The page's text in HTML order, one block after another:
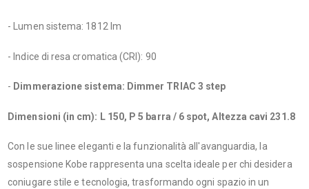
- Lumen sistema: 1812 lm
- Indice di resa cromatica (CRI): 90
- Dimmerazione sistema: Dimmer TRIAC 3 step
Dimensioni (in cm): L 150, P 5 barra / 6 spot, Altezza cavi 231.8
Con le sue linee eleganti e la funzionalità all'avanguardia, la
sospensione Kobe rappresenta una scelta ideale per chi desidera
coniugare stile e tecnologia, trasformando ogni spazio in un